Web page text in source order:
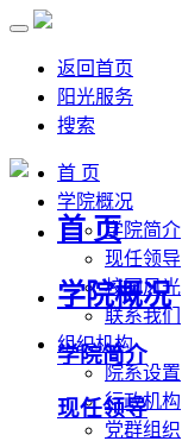
返回首页
阳光服务
搜索
首 页
学院概况
学院简介
现任领导
校园风光
联系我们
组织机构
院系设置
行政机构
党群组织
首 页
学院概况
学院简介
现任领导